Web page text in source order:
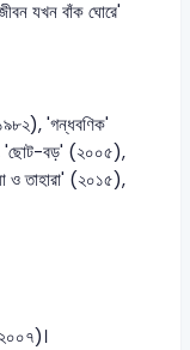
যখন বাঁক ঘোরে'
'গন্ধবণিক'
'ছোট-বড়' (২০০৫),
ও তাহারা' (২০১৫),